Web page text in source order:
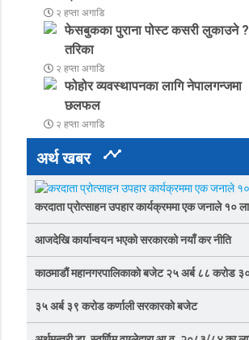
२ हप्ता अगाडि
फेसबुकका पुराना पोस्ट कसरी लुकाउने ?
तरिका
२ हप्ता अगाडि
फोहोर व्यवस्थापनका लागि नेपालगन्जमा
छलफल
२ हप्ता अगाडि
अर्थ खबर timeline
करदाता प्रोत्साहन उपहार कार्यक्रममा एक जनाले १०
आजदेखि कार्यान्वयन भएको सरकारको नयाँ कर नीति
काठमाडौं महानगरपालिकाकाे बजेट २५ अर्ब ८८ करोड
३५ अर्ब ३९ करोड कर्णाली सरकारकाे बजेट